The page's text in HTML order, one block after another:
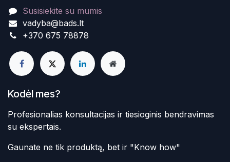
Susisiekite su mumis
vadyba@bads.lt
+370 675 78878
Kodėl mes?
Profesionalias konsultacijas ir tiesioginis bendravimas
su ekspertais.
Gaunate ne tik produktą, bet ir "Know how"